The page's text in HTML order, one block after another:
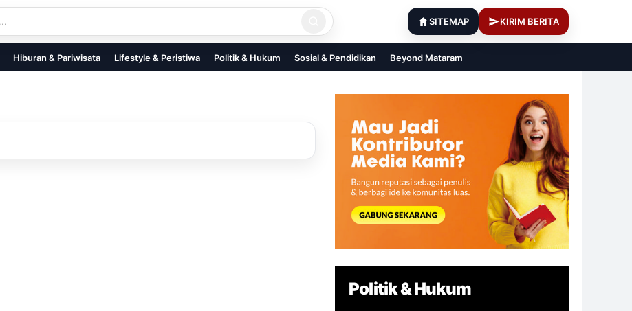
SITEMAP KIRIM BERITA
Hiburan & Pariwisata Lifestyle & Peristiwa Politik & Hukum Sosial & Pendidikan Beyond Mataram
Politik & Hukum